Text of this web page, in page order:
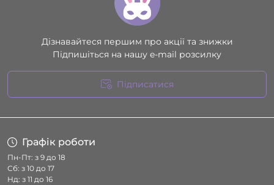
Дізнавайтеся першим про акції та знижки
Підпишіться на нашу e-mail розсилку
Підписатися
Графік роботи
Пн-Пт: з 9 до 18
Сб: з 10 до 17
Нд: з 11 до 16